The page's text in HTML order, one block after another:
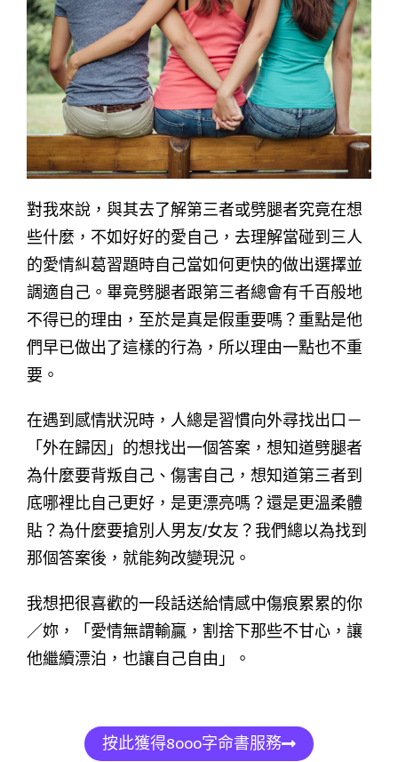
對我來說，與其去了解第三者或劈腿者究竟在想
些什麼，不如好好的愛自己，去理解當碰到三人
的愛情糾葛習題時自己當如何更快的做出選擇並
調適自己。畢竟劈腿者跟第三者總會有千百般地
不得已的理由，至於是真是假重要嗎？重點是他
們早已做出了這樣的行為，所以理由一點也不重
要。
在遇到感情狀況時，人總是習慣向外尋找出口－
「外在歸因」的想找出一個答案，想知道劈腿者
為什麼要背叛自己、傷害自己，想知道第三者到
底哪裡比自己更好，是更漂亮嗎？還是更溫柔體
貼？為什麼要搶別人男友/女友？我們總以為找到
那個答案後，就能夠改變現況。
我想把很喜歡的一段話送給情感中傷痕累累的你
／妳，「愛情無謂輸贏，割捨下那些不甘心，讓
他繼續漂泊，也讓自己自由」。
按此獲得8000字命書服務